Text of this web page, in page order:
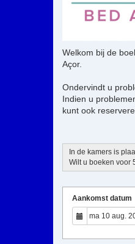
Welkom bij de
Açor.
Ondervindt u
Indien u
kunt ook
In de kamers is
Wilt u boeken voor
Aankomst datum